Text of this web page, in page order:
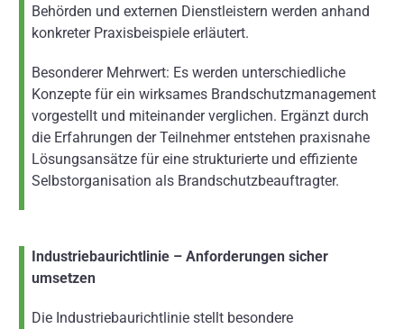
Behörden und externen Dienstleistern werden anhand
konkreter Praxisbeispiele erläutert.
Besonderer Mehrwert: Es werden unterschiedliche
Konzepte für ein wirksames Brandschutzmanagement
vorgestellt und miteinander verglichen. Ergänzt durch
die Erfahrungen der Teilnehmer entstehen praxisnahe
Lösungsansätze für eine strukturierte und effiziente
Selbstorganisation als Brandschutzbeauftragter.
Industriebaurichtlinie – Anforderungen sicher
umsetzen
Die Industriebaurichtlinie stellt besondere